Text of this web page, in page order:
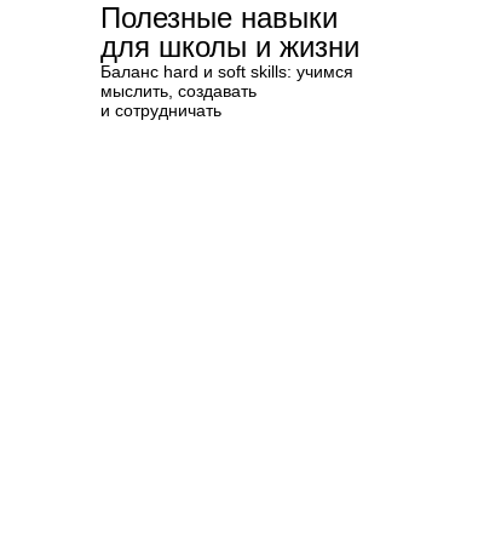
Полезные навыки
для школы и жизни
Баланс hard и soft skills: учимся
мыслить, создавать
и сотрудничать